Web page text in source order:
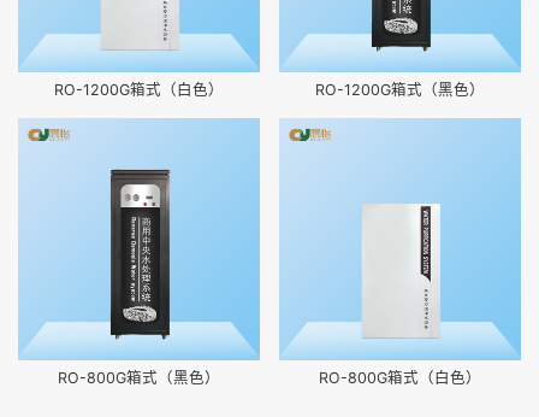
RO-1200G箱式（白色） RO-1200G箱式（黑色）
RO-800G箱式（黑色） RO-800G箱式（白色）